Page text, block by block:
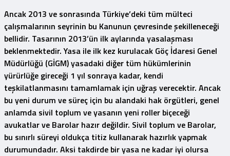
Ancak 2013 ve sonrasında Türkiye’deki tüm mülteci
çalışmalarının seyrinin bu Kanunun çevresinde şekilleneceği
bellidir. Tasarının 2013’ün ilk aylarında yasalaşması
beklenmektedir. Yasa ile ilk kez kurulacak Göç İdaresi Genel
Müdürlüğü (GİGM)yasadaki diğer tüm hükümlerinin
yürürlüğe gireceği 1 yıl sonraya kadar, kendi
teşkilatlanmasını tamamlamak için uğraş verecektir. Ancak
bu yeni durum ve süreç için bu alandaki hak örgütleri, genel
anlamda sivil toplum ve yasanın yeni roller biçeceği
avukatlar ve Barolar hazır değildir. Sivil toplum ve Barolar,
bu sınırlı süreyi oldukça titiz kullanarak hazırlık yapmak
durumundadır. Aksi takdirde bir yasa ne kadar iyi olursa